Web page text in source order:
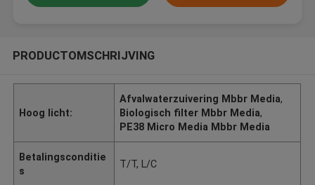
PRODUCTOMSCHRIJVING
Hoog licht:
Afvalwaterzuivering Mbbr Media,
Biologisch filter Mbbr Media,
PE38 Micro Media Mbbr Media
Betalingsconditie
s
T/T, L/C